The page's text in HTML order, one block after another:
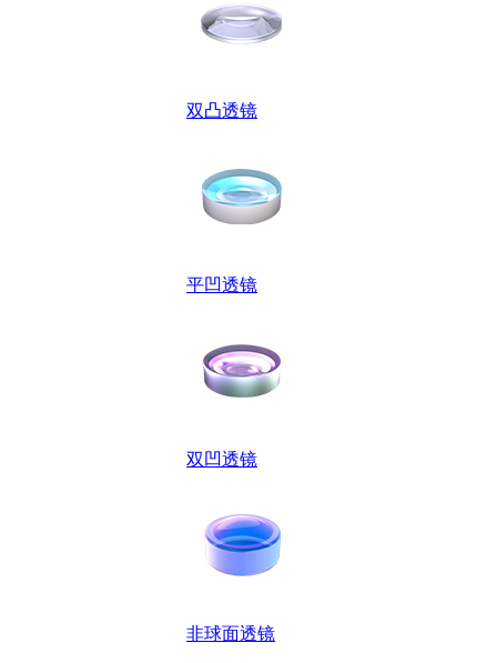
双凸透镜
平凹透镜
双凹透镜
非球面透镜